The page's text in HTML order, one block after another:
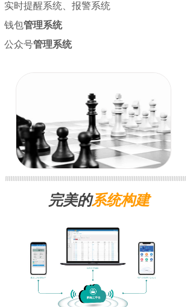
实时提醒系统、 报警系统
钱包管理系统
公众号管理系统
完美的系统构建